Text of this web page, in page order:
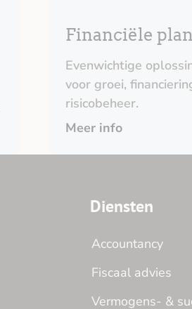
Financiële
Evenwichtige
voor groei,
risicobeheer.
Meer info
Diensten
Accountancy
Fiscaal advies
Vermogens- &